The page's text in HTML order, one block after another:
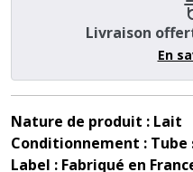
Livraison
En
Nature de produit : Lait
Conditionnement : Tube
Label : Fabriqué en